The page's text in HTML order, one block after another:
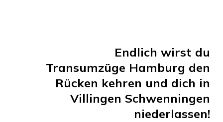
Endlich wirst du
Transumzüge Hamburg den
Rücken kehren und dich in
Villingen Schwenningen
niederlassen!